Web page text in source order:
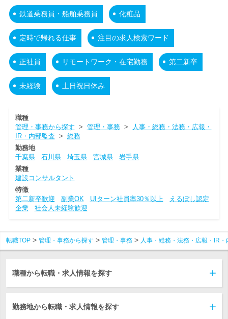
鉄道乗務員・船舶乗務員 化粧品
定時で帰れる仕事 注目の求人検索ワード
正社員 リモートワーク・在宅勤務 第二新卒
未経験 土日祝日休み
職種
管理・事務から探す > 管理・事務>
人事・総務・法務・広報・
IR・内部監査 > 総務
勤務地
千葉県
石川県 埼玉県 宮城県
岩手県
業種
建設コンサルタント
特徴
第二新卒歓迎
副業OK UIターン社員率30％以上
えるぼし認定
企業
社会人未経験歓迎
転職TOP 管理・事務から探す 管理・事務 人事・総務・法務・広報・IR・
職種から転職・求人情報を探す
勤務地から転職・求人情報を探す